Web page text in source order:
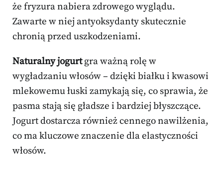
że fryzura nabiera zdrowego wyglądu.
Zawarte w niej antyoksydanty skutecznie
chronią przed uszkodzeniami.
Naturalny jogurtgra ważną rolę w
wygładzaniu włosów – dzięki białku i kwasowi
mlekowemu łuski zamykają się, co sprawia, że
pasma stają się gładsze i bardziej błyszczące.
Jogurt dostarcza również cennego nawilżenia,
co ma kluczowe znaczenie dla elastyczności
włosów.